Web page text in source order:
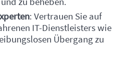
: Vertrauen Sie auf
IT-Dienstleisters wie
Übergang zu